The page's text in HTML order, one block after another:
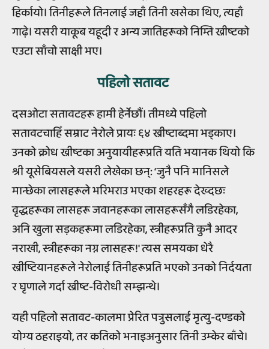
हिर्कायो। तिनीहरूले तिनलाई जहाँ तिनी खसेका थिए, त्यहाँ
गाढ़े। यसरी याकूब यहूदी र अन्य जातिहरूको निम्ति ख्रीष्टको
एउटा साँचो साक्षी भए।
पहिलो सतावट
दसओटा सतावटहरू हामी हेर्नेछौं। तीमध्ये पहिलो
सतावटचाहिँ सम्राट नेरोले प्रायः ६४ ख्रीष्टाब्दमा भड्काए।
उनको क्रोध ख्रीष्टका अनुयायीहरूप्रति यति भयानक थियो कि
श्री यूसेबियसले यसरी लेखेका छन्: ‘जुनै पनि मानिसले
मान्छेका लासहरूले भरिभराउ भएका शहरहरू देख्दछः
वृद्धहरूका लासहरू जवानहरूका लासहरूसँगै लडिरहेका,
अनि खुला सड़कहरूमा लडिरहेका, स्त्रीहरूप्रति कुनै आदर
नराखी, स्त्रीहरूका नग्न लासहरू!' त्यस समयका धेरै
ख्रीष्टियानहरूले नेरोलाई तिनीहरूप्रति भएको उनको निर्दयता
र घृणाले गर्दा ख्रीष्ट-विरोधी सम्झन्थे।
यही पहिलो सतावट-कालमा प्रेरित पत्रुसलाई मृत्यु-दण्डको
योग्य ठहराइयो, तर कतिको भनाइअनुसार तिनी उम्केर बाँचे।